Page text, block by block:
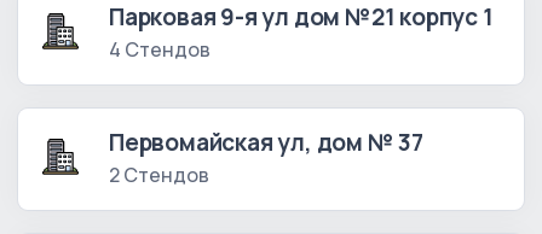
Парковая 9-я ул дом №21 корпус 1
4 Стендов
Первомайская ул, дом № 37
2 Стендов